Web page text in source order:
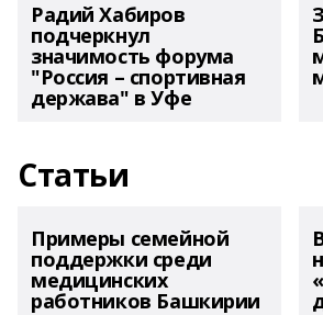
Радий Хабиров
подчеркнул
значимость форума
"Россия – спортивная
держава" в Уфе
Статьи
Примеры семейной
поддержки среди
медицинских
работников Башкирии